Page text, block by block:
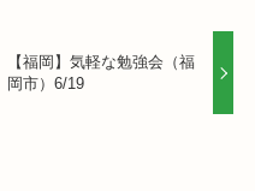
【福岡】気軽な勉強会（福
岡市）6/19